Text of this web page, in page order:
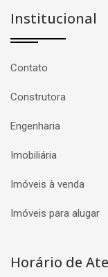
Institucional
Contato
Construtora
Engenharia
Imobiliária
Imóveis à venda
Imóveis para alugar
Horário de